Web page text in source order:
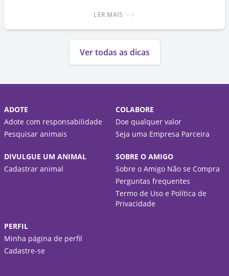
LER MAIS
Ver todas as dicas
ADOTE
Adote com responsabilidade
Pesquisar animais
COLABORE
Doe qualquer valor
Seja uma Empresa Parceira
DIVULGUE UM ANIMAL
Cadastrar animal
SOBRE O AMIGO
Sobre o Amigo Não se Compra
Perguntas frequentes
Termo de Uso e Política de
Privacidade
PERFIL
Minha página de perfil
Cadastre-se